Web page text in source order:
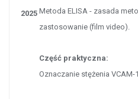
2025 Metoda ELISA - zasada
zastosowanie (film video).
Część praktyczna:
Oznaczanie stężenia VCAM-